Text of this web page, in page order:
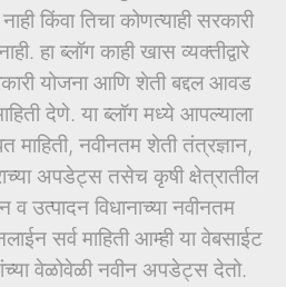
किंवा तिचा कोणत्याही सरकारी
हा ब्लॉग काही खास व्यक्तीद्वारे
योजना आणि शेती बद्दल आवड
देणे. या ब्लॉग मध्ये आपल्याला
माहिती, नवीनतम शेती तंत्रज्ञान,
अपडेट्स तसेच कृषी क्षेत्रातील
व उत्पादन विधानाच्या नवीनतम
सर्व माहिती आम्ही या वेबसाईट
वेळोवेळी नवीन अपडेट्स देतो.